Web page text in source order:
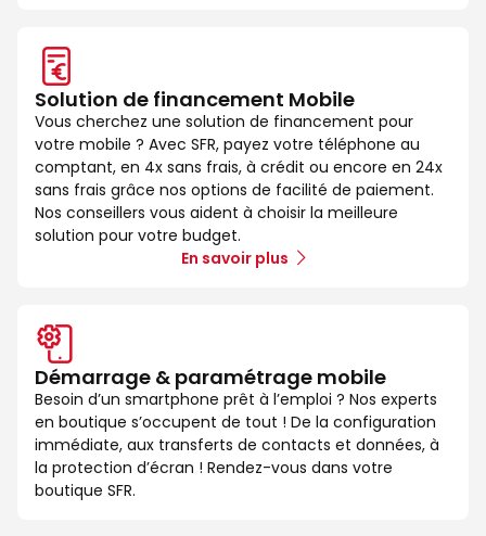
Solution de financement Mobile
Vous cherchez une solution de financement pour
votre mobile ? Avec SFR, payez votre téléphone au
comptant, en 4x sans frais, à crédit ou encore en 24x
sans frais grâce nos options de facilité de paiement.
Nos conseillers vous aident à choisir la meilleure
solution pour votre budget.
En savoir plus
Démarrage & paramétrage mobile
Besoin d’un smartphone prêt à l’emploi ? Nos experts
en boutique s’occupent de tout ! De la configuration
immédiate, aux transferts de contacts et données, à
la protection d’écran ! Rendez-vous dans votre
boutique SFR.